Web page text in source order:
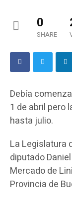
0
SHARE
Debía
1 de abril pero
hasta julio.
La Legislatura
diputado
Mercado de
Provincia de